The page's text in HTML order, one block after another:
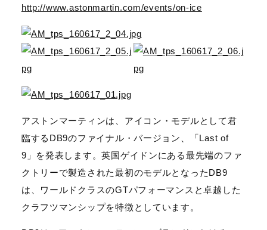
http://www.astonmartin.com/events/on-ice
アストンマーティンは、アイコン・モデルとして君
臨するDB9のファイナル・バージョン、「Last of
9」を発表します。英国ゲイドンにある最先端のファ
クトリーで製造された最初のモデルとなったDB9
は、ワールドクラスのGTパフォーマンスと卓越した
クラフツマンシップを特徴としています。